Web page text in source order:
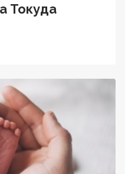
Токуда